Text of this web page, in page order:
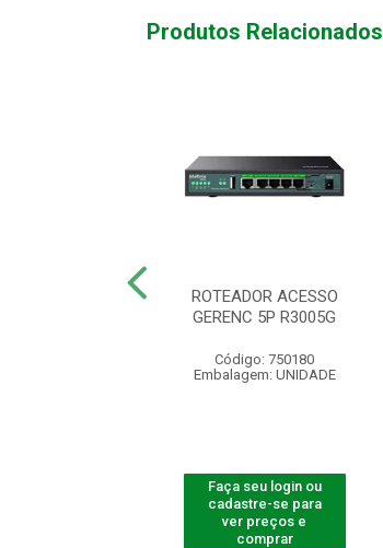
Produtos Relacionados
ROTEADOR ACESSO
GERENC 5P R3005G
Código: 750180
Embalagem: UNIDADE
Faça seu login ou
cadastre-se para
ver preços e
comprar